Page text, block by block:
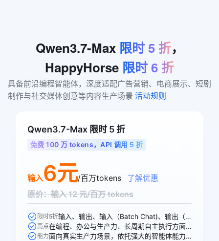
Qwen3.7-Max 限时 5 折，
HappyHorse 限时 6 折
具备前沿编程智能体，深度适配广告营销、电商展示、短剧
制作与社交媒体创意等内容生产场景 活动规则
Qwen3.7-Max 限时 5 折
免费 100 万 tokens，API 调用 5 折
输入6元/百万tokens
了解优惠
原价：输入 12 元/百万 tokens
限时5折 输入、输出、输入（Batch Chat)、输出（Batch Chat)、显式缓存创建、显式缓存命中 6 个模型计费价格可参与活动
亮点 在编程、办公与生产力、长周期自主执行方面均能出色胜任各项任务
能力 面向真实生产力场景，依托强大的智能体能力，全面重塑专业工作流